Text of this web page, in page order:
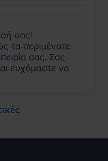
σας!
τα περιμένατε
σας. Σας
ευχόμαστε να